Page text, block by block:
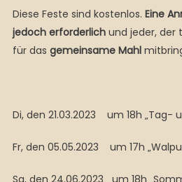
Diese Feste sind kostenlos. Eine
jedoch erforderlichund jeder, der
für das gemeinsame Mahl
Di, den 21.03.2023 um 18h „Tag-
Fr, den 05.05.2023 um 17h